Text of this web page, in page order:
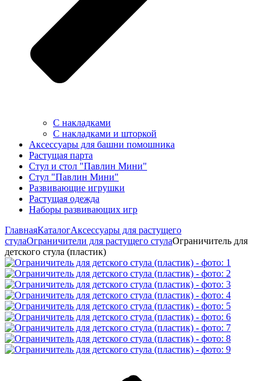
С накладками
С накладками и шторкой
Аксессуары для башни помошника
Растущая парта
Стул и стол "Павлин Мини"
Стул "Павлин Мини"
Развивающие игрушки
Растущая одежда
Наборы развивающих игр
ГлавнаяКаталогАксессуары для растущего
стулаОграничители для растущего стулаОграничитель для
детского стула (пластик)